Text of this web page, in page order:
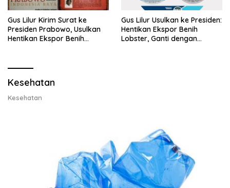
Gus Lilur Kirim Surat ke
Presiden Prabowo, Usulkan
Hentikan Ekspor Benih
Gus Lilur Usulkan ke Presiden:
Hentikan Ekspor Benih
Lobster, Ganti dengan
Kesehatan
Kesehatan